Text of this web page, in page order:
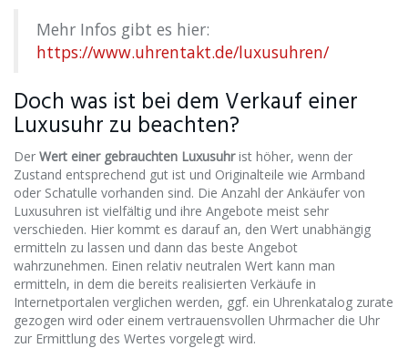
Mehr Infos gibt es hier:
https://www.uhrentakt.de/luxusuhren/
Doch was ist bei dem Verkauf einer
Luxusuhr zu beachten?
Der Wert einer gebrauchten Luxusuhrist höher, wenn der
Zustand entsprechend gut ist und Originalteile wie Armband
oder Schatulle vorhanden sind. Die Anzahl der Ankäufer von
Luxusuhren ist vielfältig und ihre Angebote meist sehr
verschieden. Hier kommt es darauf an, den Wert unabhängig
ermitteln zu lassen und dann das beste Angebot
wahrzunehmen. Einen relativ neutralen Wert kann man
ermitteln, in dem die bereits realisierten Verkäufe in
Internetportalen verglichen werden, ggf. ein Uhrenkatalog zurate
gezogen wird oder einem vertrauensvollen Uhrmacher die Uhr
zur Ermittlung des Wertes vorgelegt wird.